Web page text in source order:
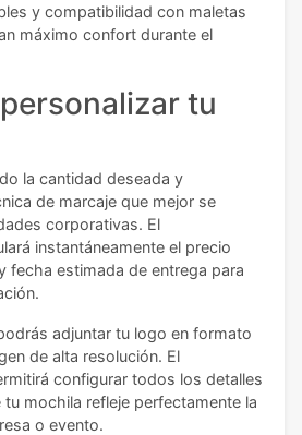
y compatibilidad con maletas
máximo confort durante el
tu
la cantidad deseada y
de marcaje que mejor se
corporativas. El
instantáneamente el precio
fecha estimada de entrega para
adjuntar tu logo en formato
de alta resolución. El
configurar todos los detalles
tu mochila refleje perfectamente la
o evento.